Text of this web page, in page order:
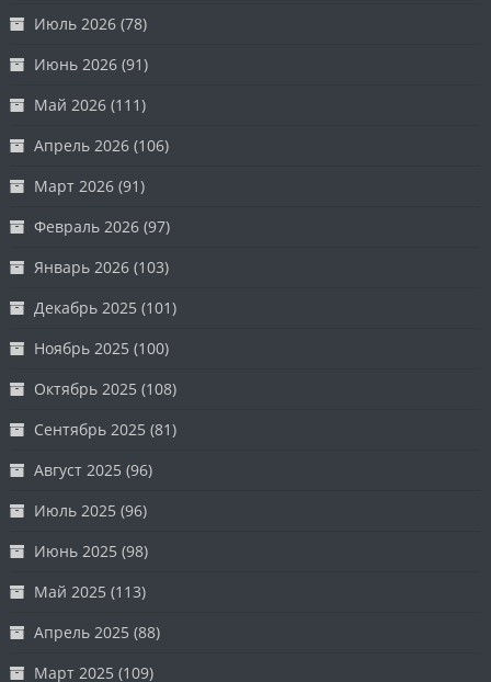
Июль 2026 (78)
Июнь 2026 (91)
Май 2026 (111)
Апрель 2026 (106)
Март 2026 (91)
Февраль 2026 (97)
Январь 2026 (103)
Декабрь 2025 (101)
Ноябрь 2025 (100)
Октябрь 2025 (108)
Сентябрь 2025 (81)
Август 2025 (96)
Июль 2025 (96)
Июнь 2025 (98)
Май 2025 (113)
Апрель 2025 (88)
Март 2025 (109)